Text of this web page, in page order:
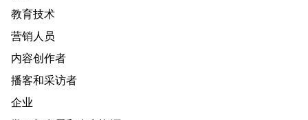
教育技术
营销人员
内容创作者
播客和采访者
企业